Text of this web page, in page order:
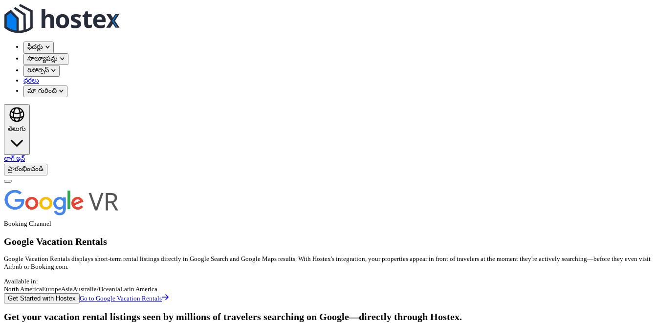
ఫీచర్లు
సొల్యూషన్లు
రిసోర్సెస్
ధరలు
మా గురించి
తెలుగు
లాగ్ ఇన్
ప్రారంభించండి
Booking Channel
Google Vacation Rentals
Google Vacation Rentals displays short-term rental listings directly in Google Search and Google Maps results. With Hostex's integration, your properties appear in front of travelers at the moment they're actively searching—before they even visit
Airbnb or Booking.com.
Available in:
North AmericaEuropeAsiaAustralia/OceaniaLatin America
Get Started with Hostex Go to Google Vacation Rentals
Get your vacation rental listings seen by millions of travelers searching on Google—directly through Hostex.